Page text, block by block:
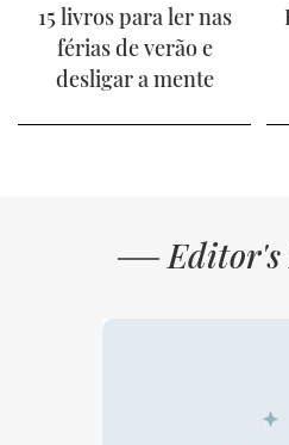
15 livros para ler nas
férias de verão e
desligar a mente
Editor's